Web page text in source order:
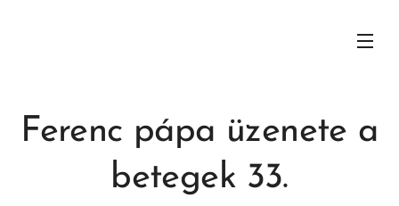
Ferenc pápa üzenete a
betegek 33.